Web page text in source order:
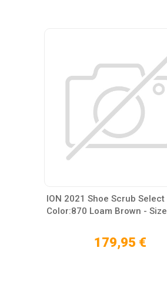
ION 2021 Shoe Scrub Select
Color:870 Loam Brown -
179,95 €